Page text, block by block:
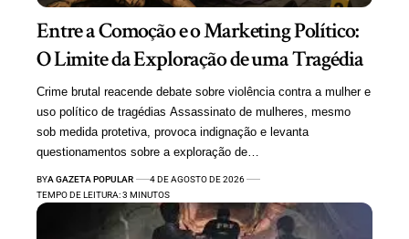
Entre a Comoção e o Marketing Político:
O Limite da Exploração de uma Tragédia
Crime brutal reacende debate sobre violência contra a mulher e
uso político de tragédias Assassinato de mulheres, mesmo
sob medida protetiva, provoca indignação e levanta
questionamentos sobre a exploração de…
BYA GAZETA POPULAR
4 DE AGOSTO DE 2026
TEMPO DE LEITURA: 3 MINUTOS